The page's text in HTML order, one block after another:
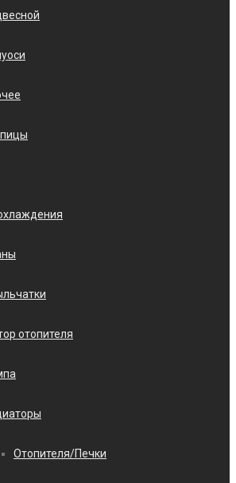
отопителя
Отопителя/Печки